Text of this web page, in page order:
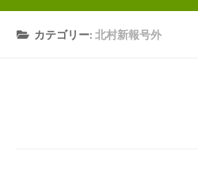
カテゴリー:北村新報号外